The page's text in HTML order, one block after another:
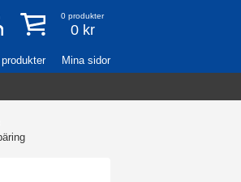
0 produkter
0 kr
produkter Mina sidor